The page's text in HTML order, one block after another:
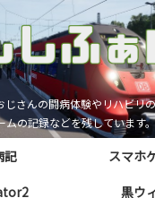
じさんの闘病体験やリハビリ
ムの記録などを残しています。
記
スマホ
黒ウ